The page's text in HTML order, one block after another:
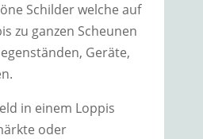
Schilder welche auf
zu ganzen Scheunen
Geräte,
in einem Loppis
oder